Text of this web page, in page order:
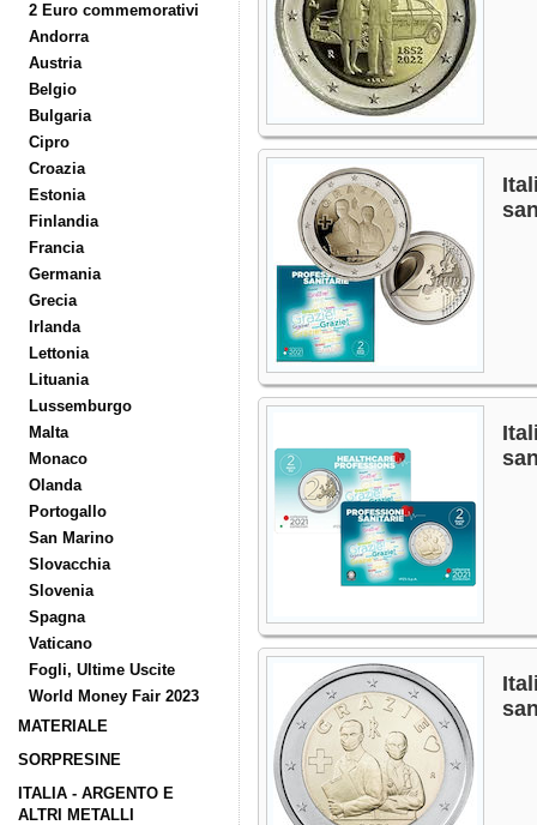
2 Euro commemorativi
Andorra
Austria
Belgio
Bulgaria
Cipro
Croazia
Estonia
Finlandia
Francia
Germania
Grecia
Irlanda
Lettonia
Lituania
Lussemburgo
Malta
Monaco
Olanda
Portogallo
San Marino
Slovacchia
Slovenia
Spagna
Vaticano
Fogli, Ultime Uscite
World Money Fair 2023
MATERIALE
SORPRESINE
ITALIA - ARGENTO E
ALTRI METALLI